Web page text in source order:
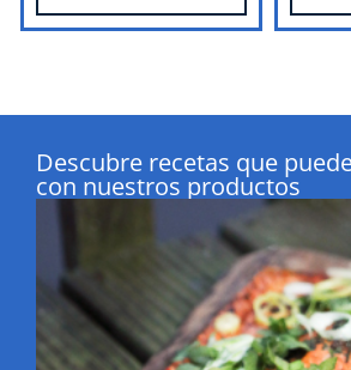
Descubre recetas que
con nuestros productos